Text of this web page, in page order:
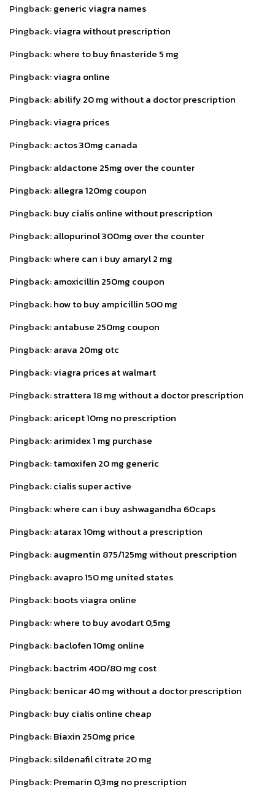
Pingback:generic viagra names
Pingback:viagra without prescription
Pingback:where to buy finasteride 5 mg
Pingback:viagra online
Pingback:abilify 20 mg without a doctor prescription
Pingback:viagra prices
Pingback:actos 30mg canada
Pingback:aldactone 25mg over the counter
Pingback:allegra 120mg coupon
Pingback:buy cialis online without prescription
Pingback:allopurinol 300mg over the counter
Pingback:where can i buy amaryl 2 mg
Pingback:amoxicillin 250mg coupon
Pingback:how to buy ampicillin 500 mg
Pingback:antabuse 250mg coupon
Pingback:arava 20mg otc
Pingback:viagra prices at walmart
Pingback:strattera 18 mg without a doctor prescription
Pingback:aricept 10mg no prescription
Pingback:arimidex 1 mg purchase
Pingback:tamoxifen 20 mg generic
Pingback:cialis super active
Pingback:where can i buy ashwagandha 60caps
Pingback:atarax 10mg without a prescription
Pingback:augmentin 875/125mg without prescription
Pingback:avapro 150 mg united states
Pingback:boots viagra online
Pingback:where to buy avodart 0,5mg
Pingback:baclofen 10mg online
Pingback:bactrim 400/80 mg cost
Pingback:benicar 40 mg without a doctor prescription
Pingback:buy cialis online cheap
Pingback:Biaxin 250mg price
Pingback:sildenafil citrate 20 mg
Pingback:Premarin 0,3mg no prescription